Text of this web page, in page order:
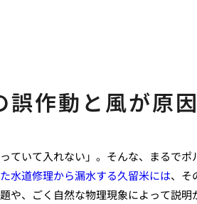
作動と風が原
ていて入れない」。そんな、まるでポ
水道修理から漏水する久留米には、そ
や、ごく自然な物理現象によって説明